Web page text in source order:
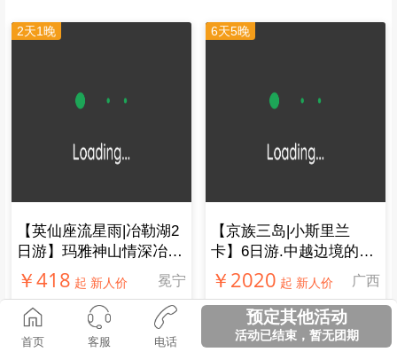
2天1晚
【英仙座流星雨|冶勒湖2
日游】玛雅神山情深冶
勒，传唱千年孟获城
￥418 起 新人价 冕宁
6天5晚
【京族三岛|小斯里兰
卡】6日游.中越边境的斯
里兰卡，不一样的玩法
￥2020 起 新人价 广西
2天1晚 11天10晚
首页 客服 电话
预定其他活动
活动已结束，暂无团期